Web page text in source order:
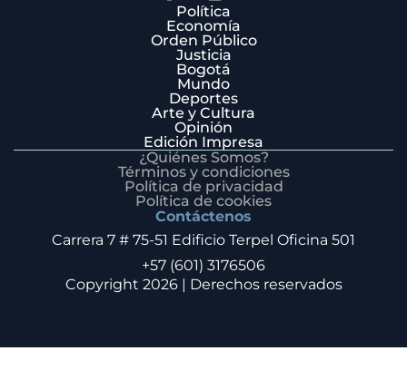
Política
Economía
Orden Público
Justicia
Bogotá
Mundo
Deportes
Arte y Cultura
Opinión
Edición Impresa
¿Quiénes Somos?
Términos y condiciones
Política de privacidad
Política de cookies
Contáctenos
Carrera 7 # 75-51 Edificio Terpel Oficina 501
+57 (601) 3176506
Copyright 2026 | Derechos reservados